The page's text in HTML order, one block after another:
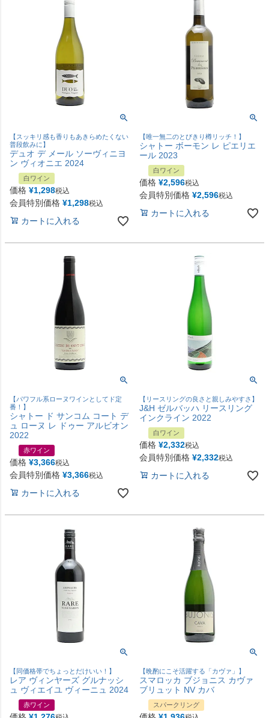
【スッキリ感も香りもあきらめたくない
普段飲みに】
デュオ デ メール ソーヴィニヨ
ン ヴィオニエ 2024
白ワイン
価格 ¥1,298税込
会員特別価格 ¥1,298税込
カートに入れる
【唯一無二のとびきり樽リッチ！】
シャトー ボーモン レ ピエリエ
ール 2023
白ワイン
価格 ¥2,596税込
会員特別価格 ¥2,596税込
カートに入れる
【パワフル系ローヌワインとしてド定
番！】
シャトー ド サンコム コート デ
ュ ローヌ レ ドゥー アルビオン
2022
赤ワイン
価格 ¥3,366税込
会員特別価格 ¥3,366税込
カートに入れる
【リースリングの良さと親しみやすさ】
J&H ゼルバッハ リースリング
インクライン 2022
白ワイン
価格 ¥2,332税込
会員特別価格 ¥2,332税込
カートに入れる
【同価格帯でちょっとだけいい！】
レア ヴィンヤーズ グルナッシ
ュ ヴィエイユ ヴィーニュ 2024
赤ワイン
【晩酌にこそ活躍する「カヴァ」】
スマロッカ ブジョニス カヴァ
ブリュット NV カバ
スパークリング